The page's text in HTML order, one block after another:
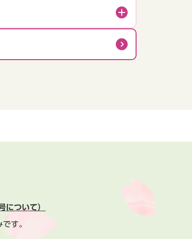
について）
す。